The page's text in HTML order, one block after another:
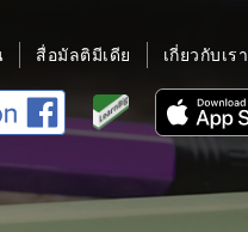
สื่อมัลติมีเดีย เกี่ยวกับเรา